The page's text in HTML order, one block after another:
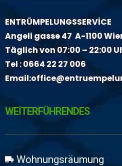
ENTRÜMPELUNGSSERVİCE
Angeli gasse 47 A-1100
Täglich von 07:00 – 22:00
Tel :0664 22 27 006
Email:
WEİTERFÜHRENDES
Wohnungsräumung